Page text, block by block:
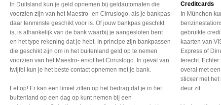
In Duitsland kun je geld opnemen bij geldautomaten die
voorzien zijn van het Maestro- en Cirruslogo, als je bankpas
daar tenminste geschikt voor is. Of jouw bankpas geschikt
is, is afhankelijk van de bank waarbij je aangesloten bent
en het type rekening dat je hebt. In principe zijn bankpassen
die geschikt zijn om in het buitenland geld op te nemen
voorzien van het Maestro- en/of het Cirruslogo. In geval van
twijfel kun je het beste contact opnemen met je bank.
Let op! Er kan een limiet zitten op het bedrag dat je in het
buitenland op een dag op kunt nemen bij een
Creditcards
In München
gebruikte
kaarten van
Express of
terecht.
overal met
sticker met
deur zit.